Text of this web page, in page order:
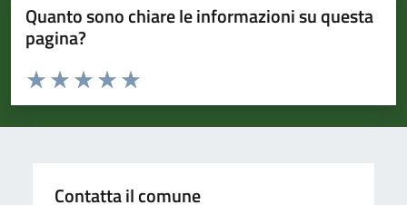
Quanto sono chiare le informazioni su questa
pagina?
Valuta da 1 a 5 stelle la pagina
Valuta 5 stelle su 5
Valuta 4 stelle su 5
Valuta 3 stelle su 5
Valuta 2 stelle su 5
Valuta 1 stelle su 5
Contatta il comune